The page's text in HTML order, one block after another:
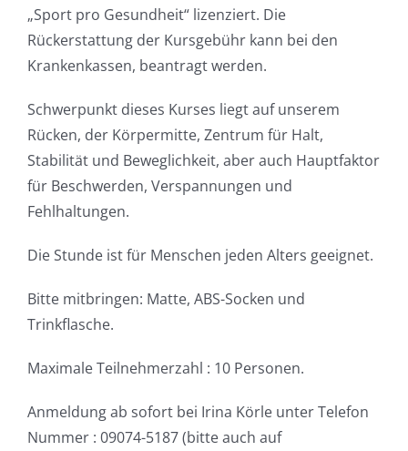
„Sport pro Gesundheit“ lizenziert. Die
Rückerstattung der Kursgebühr kann bei den
Krankenkassen, beantragt werden.
Schwerpunkt dieses Kurses liegt auf unserem
Rücken, der Körpermitte, Zentrum für Halt,
Stabilität und Beweglichkeit, aber auch Hauptfaktor
für Beschwerden, Verspannungen und
Fehlhaltungen.
Die Stunde ist für Menschen jeden Alters geeignet.
Bitte mitbringen: Matte, ABS-Socken und
Trinkflasche.
Maximale Teilnehmerzahl : 10 Personen.
Anmeldung ab sofort bei Irina Körle unter Telefon
Nummer : 09074-5187 (bitte auch auf